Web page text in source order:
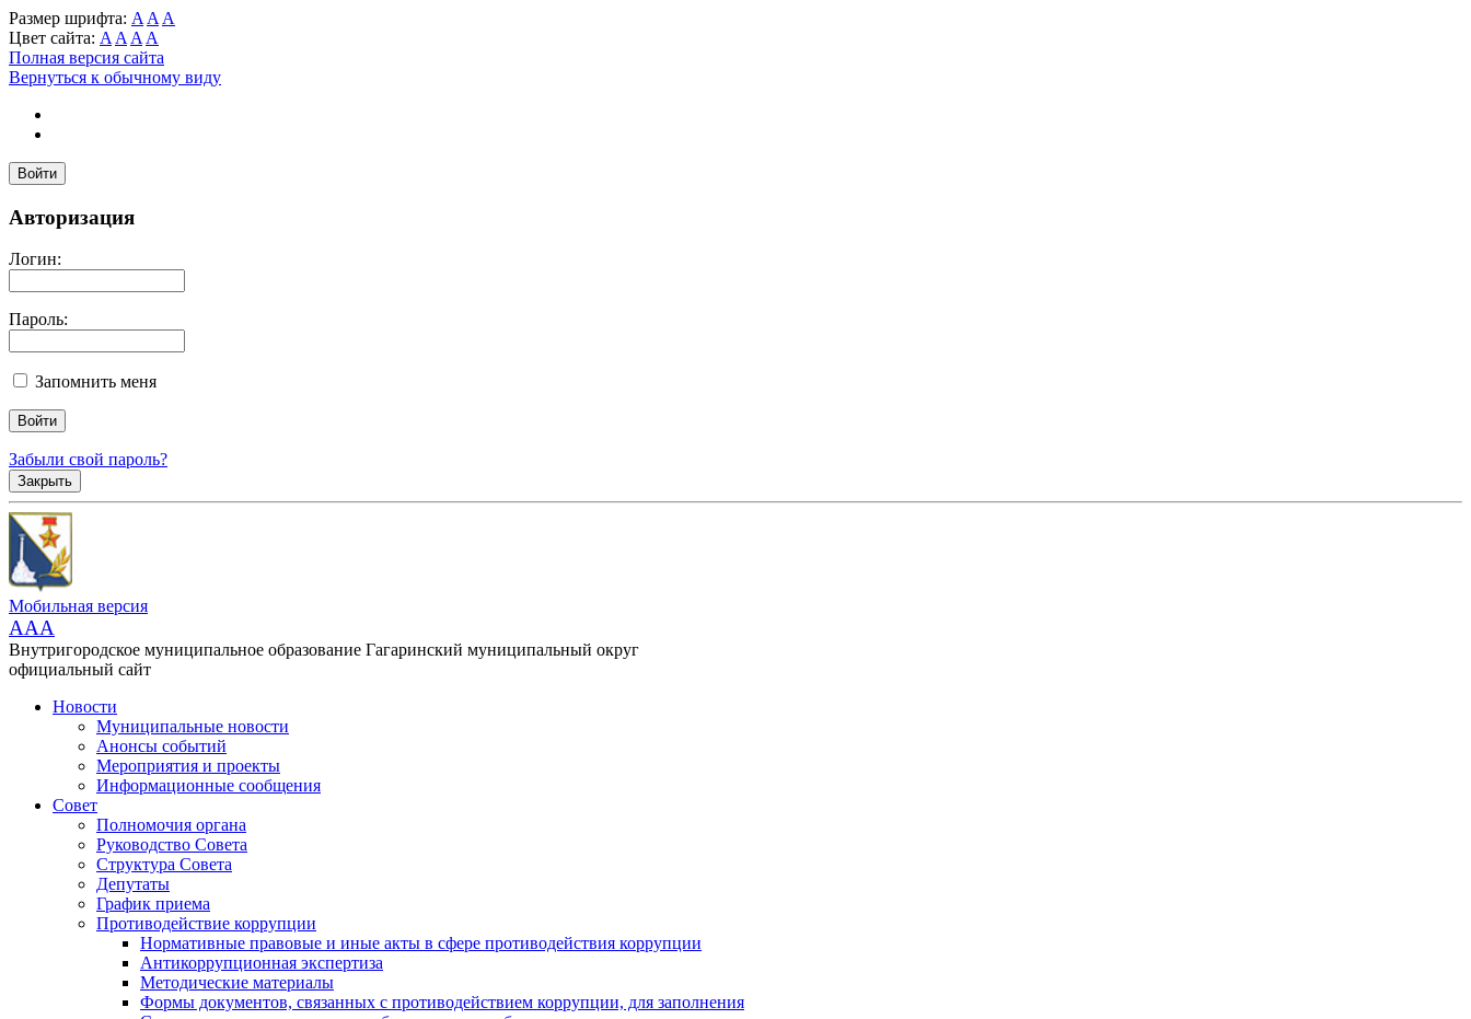
Размер шрифта: A A A
Цвет сайта: A A A A
Полная версия сайта
Вернуться к обычному виду
Войти
Авторизация
Логин:
Пароль:
Запомнить меня
Забыли свой пароль?
Закрыть
Мобильная версия
AAA
Внутригородское муниципальное образование Гагаринский муниципальный округ
официальный сайт
Новости
Муниципальные новости
Анонсы событий
Мероприятия и проекты
Информационные сообщения
Совет
Полномочия органа
Руководство Совета
Структура Совета
Депутаты
График приема
Противодействие коррупции
Нормативные правовые и иные акты в сфере противодействия коррупции
Антикоррупционная экспертиза
Методические материалы
Формы документов, связанных с противодействием коррупции, для заполнения